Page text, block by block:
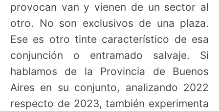
provocan van y vienen de un sector al
otro. No son exclusivos de una plaza.
Ese es otro tinte característico de esa
conjunción o entramado salvaje. Si
hablamos de la Provincia de Buenos
Aires en su conjunto, analizando 2022
respecto de 2023, también experimenta